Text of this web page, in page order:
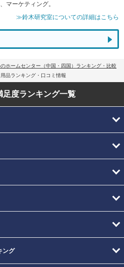
マーケティング。
≫鈴木研究室についての詳細はこちら
ホームセンター（中国・四国）ランキング・比較
品ランキング・口コミ情報
足度ランキング一覧
ング